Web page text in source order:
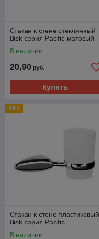
Стакан к стене стеклянный
Bisk серия Pacific матовый
В наличии
20,90 руб.
Купить
-19%
Стакан к стене пластиковый
Bisk серия Pacific
В наличии